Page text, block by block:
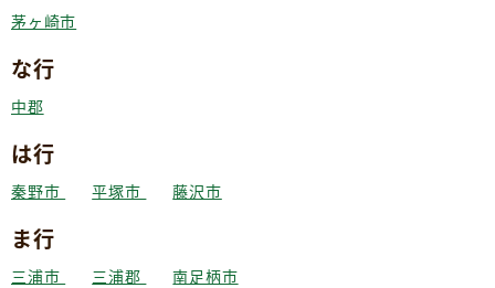
茅ヶ崎市
な行
中郡
は行
秦野市 平塚市 藤沢市
ま行
三浦市 三浦郡 南足柄市